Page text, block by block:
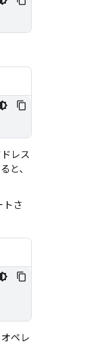
レス
と、
トさ
オペレ